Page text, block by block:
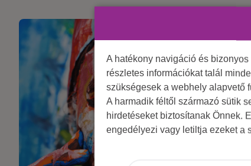
A hatékony navigáció és
részletes információkat talál
szükségesek a webhely alapvető
A harmadik féltől származó sütik
hirdetéseket biztosítanak Önnek.
engedélyezi vagy letiltja ezeket a